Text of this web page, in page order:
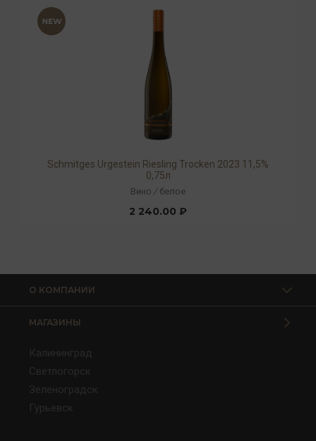
Schmitges Urgestein Riesling Trocken 2023 11,5%
0,75л
Вино / белое
2 240.00 ₽
О КОМПАНИИ
МАГАЗИНЫ
Калининград
Светлогорск
Зеленоградск
Гурьевск